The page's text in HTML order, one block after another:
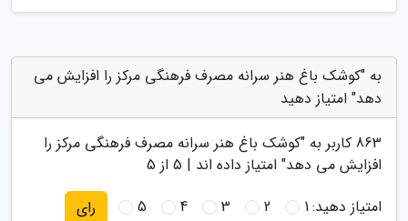
به "کوشک باغ هنر سرانه مصرف فرهنگی مرکز را افزایش می
دهد" امتیاز دهید
863 کاربر به "کوشک باغ هنر سرانه مصرف فرهنگی مرکز را
افزایش می دهد" امتیاز داده اند | 5 از 5
امتیاز دهید:1
2
3
4
5 رای